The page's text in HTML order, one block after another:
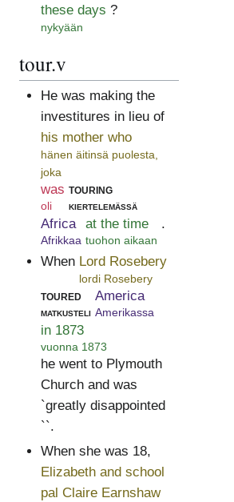
these days
nykyään
?
tour.v
He was making the
investitures in lieu of
his mother who
hänen äitinsä puolesta,
joka
was
oli
touring
kiertelemässä
Africa
Afrikkaa
at the time
tuohon aikaan
.
When Lord Rosebery
lordi Rosebery
toured
matkusteli
America
Amerikassa
in 1873
vuonna 1873
he went to Plymouth
Church and was
`greatly disappointed
``.
When she was 18,
Elizabeth and school
pal Claire Earnshaw